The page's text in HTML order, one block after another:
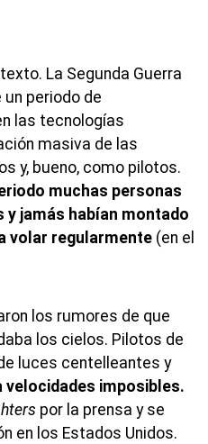
La Segunda Guerra
periodo de
las tecnologías
masiva de las
y, bueno, como pilotos.
muchas personas
y jamás habían montado
volar regularmente (en el
los rumores de que
los cielos. Pilotos de
luces centelleantes y
velocidades imposibles.
por la prensa y se
en los Estados Unidos.